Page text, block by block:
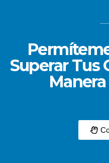
Superar Tus